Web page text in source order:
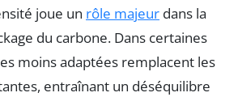
joue un rôle majeur dans la
du carbone. Dans certaines
moins adaptées remplacent les
entraînant un déséquilibre